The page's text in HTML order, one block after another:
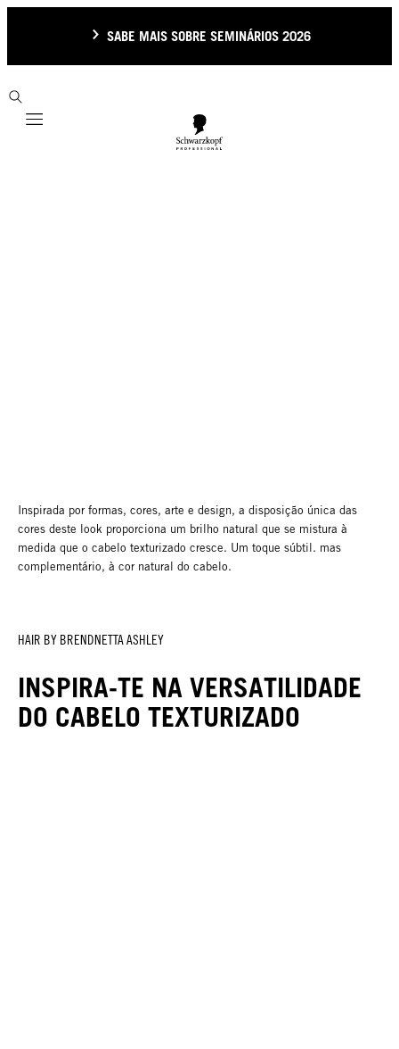
SABE MAIS SOBRE SEMINÁRIOS 2026
Mobile navigation
Inspirada por formas, cores, arte e design, a disposição única das
cores deste look proporciona um brilho natural que se mistura à
medida que o cabelo texturizado cresce. Um toque súbtil. mas
complementário, à cor natural do cabelo.
HAIR BY BRENDNETTA ASHLEY
INSPIRA-TE NA VERSATILIDADE
DO CABELO TEXTURIZADO